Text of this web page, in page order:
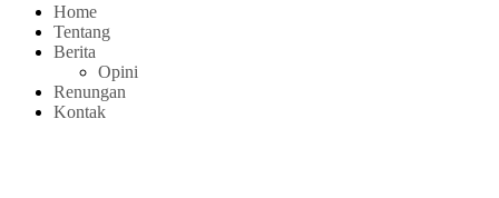
Home
Tentang
Berita
Opini
Renungan
Kontak